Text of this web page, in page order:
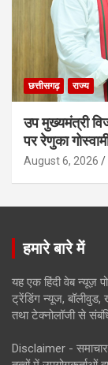
छत्तीसगढ़ राज्य
उप मुख्यमंत्री
पर रेणुका
August 6, 2026
हमारे बारे में
यह एक हिंदी वेब न्यूज़
ट्रेंडिंग न्यूज,
तथा टेक्नोलॉजी से
Disclaimer -